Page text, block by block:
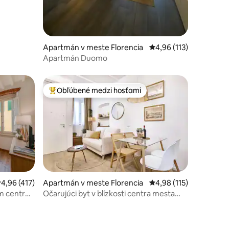
Apartmán v meste Florencia Priemerné
4,96 (113)
Apartmán Duomo
270ohodnotenie 4,96 z 5, počet hodnotení: 417
4,96 (417)
centre
Najobľúbenejšie medzi hosťami
Obľúbené medzi hosťami
Apartmán v meste Florencia Priemerné
4,98 (115)
Očarujúci byt v blízkosti centra mesta